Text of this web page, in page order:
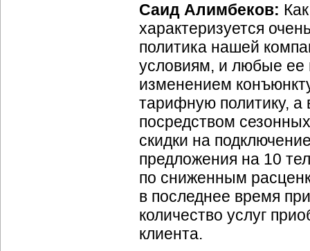
Саид Алимбеков:
характеризуется
политика нашей
условиям, и любые ее
изменением
тарифную политику,
посредством
скидки на
предложения на 10
по сниженным
в последнее время
количество услуг
клиента.